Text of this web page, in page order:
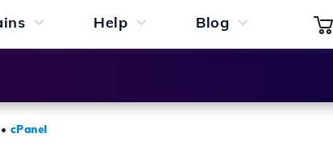
Help Blog
• cPanel